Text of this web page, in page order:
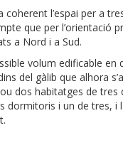
l’espai per a
que per l’orientació
a Nord i a Sud.
volum edificable en
del gàlib que alhora
dos habitatges de
dormitoris i un de tres, i